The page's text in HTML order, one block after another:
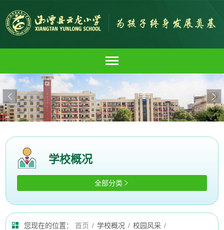
 
学校概况
全部分类 
您现在的位置： 首页 / 学校概况 / 校园风采 /